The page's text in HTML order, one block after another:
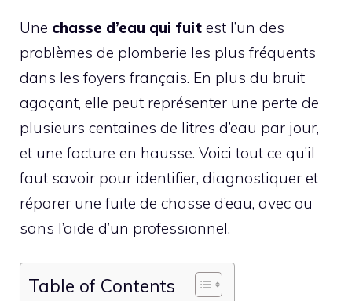
Une chasse d’eau qui fuit est l’un des
problèmes de plomberie les plus fréquents
dans les foyers français. En plus du bruit
agaçant, elle peut représenter une perte de
plusieurs centaines de litres d’eau par jour,
et une facture en hausse. Voici tout ce qu’il
faut savoir pour identifier, diagnostiquer et
réparer une fuite de chasse d’eau, avec ou
sans l’aide d’un professionnel.
Table of Contents